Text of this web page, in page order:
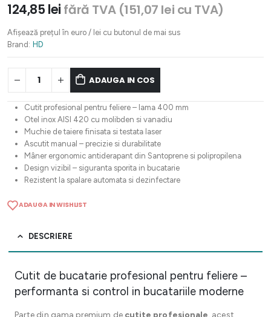
124,85 lei fără TVA (151,07 lei cu TVA)
Afișează prețul în euro / lei cu butonul de mai sus
Brand: HD
ADAUGA IN COS
Cutit profesional pentru feliere – lama 400 mm
Otel inox AISI 420 cu molibden si vanadiu
Muchie de taiere finisata si testata laser
Ascutit manual – precizie si durabilitate
Mâner ergonomic antiderapant din Santoprene si polipropilena
Design vizibil – siguranta sporita in bucatarie
Rezistent la spalare automata si dezinfectare
ADAUGA IN WISHLIST
DESCRIERE
Cutit de bucatarie profesional pentru feliere –
performanta si control in bucatariile moderne
Parte din gama premium de cutite profesionale, acest